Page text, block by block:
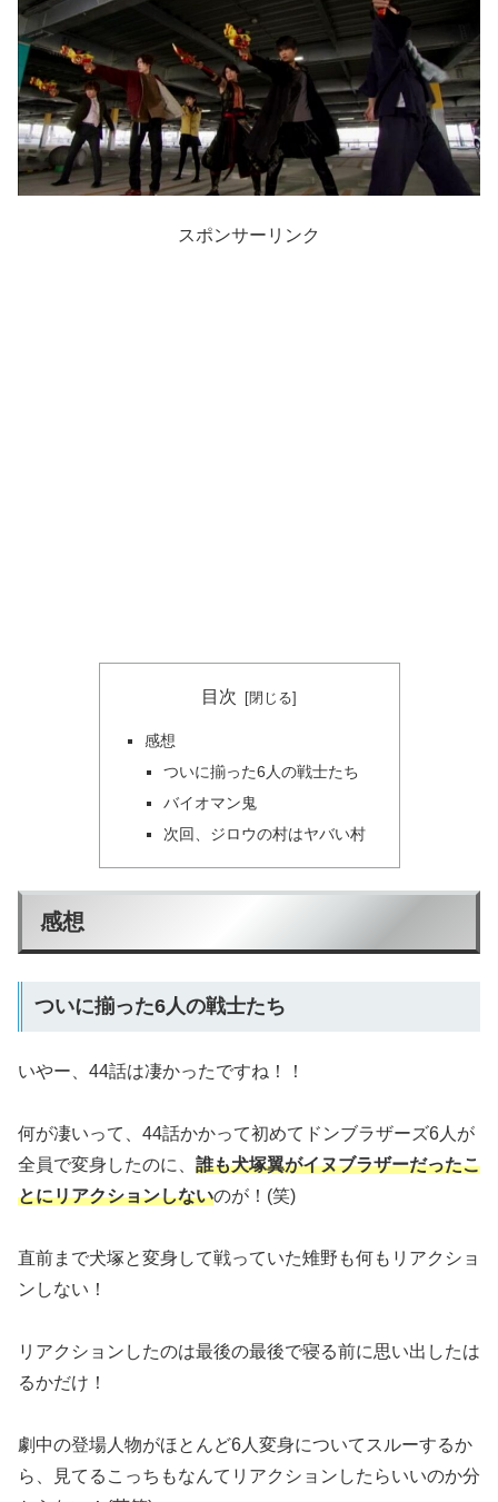
スポンサーリンク
目次
感想
ついに揃った6人の戦士たち
バイオマン鬼
次回、ジロウの村はヤバい村
感想
ついに揃った6人の戦士たち
いやー、44話は凄かったですね！！
何が凄いって、44話かかって初めてドンブラザーズ6人が
全員で変身したのに、 誰も犬塚翼がイヌブラザーだったこ
とにリアクションしないのが！(笑)
直前まで犬塚と変身して戦っていた雉野も何もリアクショ
ンしない！
リアクションしたのは最後の最後で寝る前に思い出したは
るかだけ！
劇中の登場人物がほとんど6人変身についてスルーするか
ら、見てるこっちもなんてリアクションしたらいいのか分